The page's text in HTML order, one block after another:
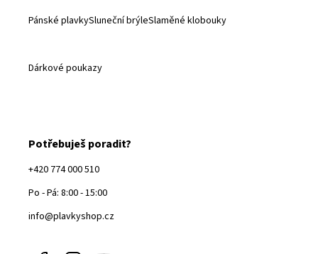
Pánské plavkySluneční brýleSlaměné klobouky
Dárkové poukazy
Potřebuješ poradit?
+420 774 000 510
Po - Pá: 8:00 - 15:00
info@plavkyshop.cz